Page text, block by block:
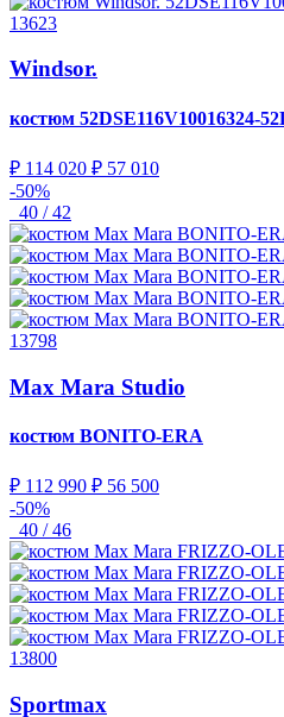
13623
Windsor.
костюм 52DSE116V10016324-
₽ 114 020 ₽ 57 010
-50%
40 / 42
13798
Max Mara Studio
костюм BONITO-ERA
₽ 112 990 ₽ 56 500
-50%
40 / 46
13800
Sportmax